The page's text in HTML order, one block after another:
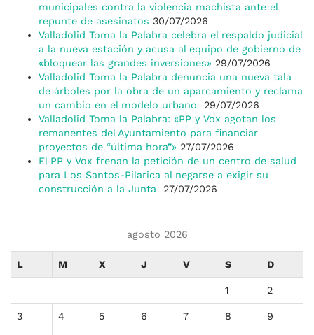
municipales contra la violencia machista ante el
repunte de asesinatos 30/07/2026
Valladolid Toma la Palabra celebra el respaldo judicial
a la nueva estación y acusa al equipo de gobierno de
«bloquear las grandes inversiones» 29/07/2026
Valladolid Toma la Palabra denuncia una nueva tala
de árboles por la obra de un aparcamiento y reclama
un cambio en el modelo urbano
29/07/2026
Valladolid Toma la Palabra: «PP y Vox agotan los
remanentes del Ayuntamiento para financiar
proyectos de “última hora”» 27/07/2026
El PP y Vox frenan la petición de un centro de salud
para Los Santos-Pilarica al negarse a exigir su
construcción a la Junta
27/07/2026
agosto 2026
L M X J V S D
1 2
3 4 5 6 7 8 9